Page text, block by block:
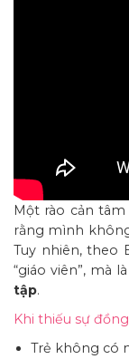
Một rào cản
rằng mình
Tuy nhiên, theo
“giáo viên”, mà là
tập.
Khi thiếu sự
Trẻ không có